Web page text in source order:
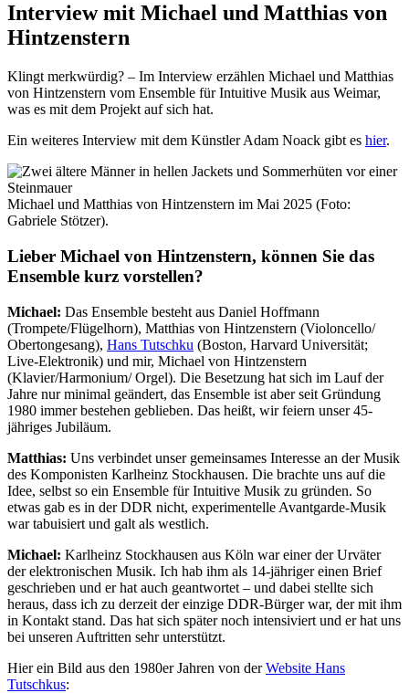
Interview mit Michael und Matthias von
Hintzenstern
Klingt merkwürdig? – Im Interview erzählen Michael und Matthias
von Hintzenstern vom Ensemble für Intuitive Musik aus Weimar,
was es mit dem Projekt auf sich hat.
Ein weiteres Interview mit dem Künstler Adam Noack gibt es hier.
Michael und Matthias von Hintzenstern im Mai 2025 (Foto:
Gabriele Stötzer).
Lieber Michael von Hintzenstern, können Sie das
Ensemble kurz vorstellen?
Michael: Das Ensemble besteht aus Daniel Hoffmann
(Trompete/Flügelhorn), Matthias von Hintzenstern (Violoncello/
Obertongesang), Hans Tutschku (Boston, Harvard Universität;
Live-Elektronik) und mir, Michael von Hintzenstern
(Klavier/Harmonium/ Orgel). Die Besetzung hat sich im Lauf der
Jahre nur minimal geändert, das Ensemble ist aber seit Gründung
1980 immer bestehen geblieben. Das heißt, wir feiern unser 45-
jähriges Jubiläum.
Matthias: Uns verbindet unser gemeinsames Interesse an der Musik
des Komponisten Karlheinz Stockhausen. Die brachte uns auf die
Idee, selbst so ein Ensemble für Intuitive Musik zu gründen. So
etwas gab es in der DDR nicht, experimentelle Avantgarde-Musik
war tabuisiert und galt als westlich.
Michael: Karlheinz Stockhausen aus Köln war einer der Urväter
der elektronischen Musik. Ich hab ihm als 14-jähriger einen Brief
geschrieben und er hat auch geantwortet – und dabei stellte sich
heraus, dass ich zu derzeit der einzige DDR-Bürger war, der mit ihm
in Kontakt stand. Das hat sich später noch intensiviert und er hat uns
bei unseren Auftritten sehr unterstützt.
Hier ein Bild aus den 1980er Jahren von derWebsite Hans
Tutschkus: